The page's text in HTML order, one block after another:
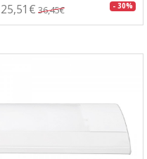
25,51€ 36,45€ - 30%